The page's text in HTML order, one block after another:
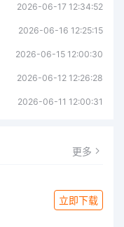
2026-06-17 12:34:52
2026-06-16 12:25:15
2026-06-15 12:00:30
2026-06-12 12:26:28
2026-06-11 12:00:31
更多
立即下载